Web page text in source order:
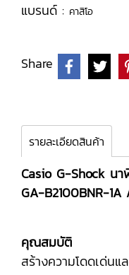
แบรนด์ : คาสิโอ
Share
รายละเอียดสินค้า
Casio G-Shock น
GA-B2100BNR-
คุณสมบัติ
สร้างความโดดเด่น